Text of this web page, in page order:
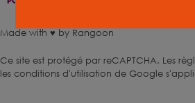
Made with ♥ by Rangoon
Ce site est protégé par reCAPTCHA. Les
les conditions d'utilisation de Google